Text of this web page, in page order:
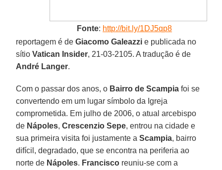
Fonte: http://bit.ly/1DJ5qp8
reportagem é deGiacomo Galeazzi e publicada no
sítioVatican Insider, 21-03-2105. A tradução é de
André Langer.
Com o passar dos anos, o Bairro de Scampia foi se
convertendo em um lugar símbolo da Igreja
comprometida. Em julho de 2006, o atual arcebispo
de Nápoles,Crescenzio Sepe, entrou na cidade e
sua primeira visita foi justamente aScampia, bairro
difícil, degradado, que se encontra na periferia ao
norte de Nápoles. Francisco reuniu-se com a